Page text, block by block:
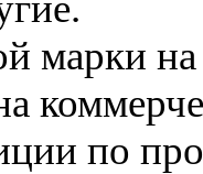
марки на
по